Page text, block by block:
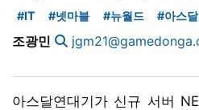
#IT #넷마블 #뉴월드 #아스
조광민
아스달연대기가 신규 서버